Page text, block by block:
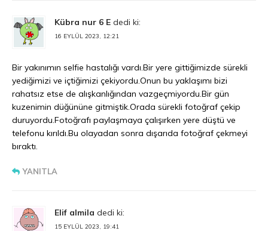
Kübra nur 6 E dedi ki:
16 EYLÜL 2023, 12:21
Bir yakınımın selfie hastalığı vardı.Bir yere gittiğimizde sürekli
yediğimizi ve içtiğimizi çekiyordu.Onun bu yaklaşımı bizi
rahatsız etse de alışkanlığından vazgeçmiyordu.Bir gün
kuzenimin düğününe gitmiştik.Orada sürekli fotoğraf çekip
duruyordu.Fotoğrafı paylaşmaya çalışırken yere düştü ve
telefonu kırıldı.Bu olayadan sonra dışarıda fotoğraf çekmeyi
bıraktı.
YANITLA
Elif almila dedi ki:
15 EYLÜL 2023, 19:41